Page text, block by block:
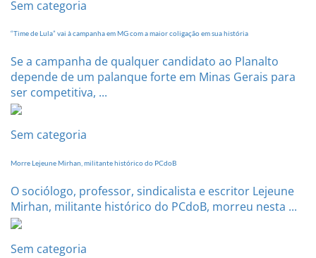
setembro
Sem categoria
“Time de Lula” vai à campanha em MG com a maior coligação em sua história
Se a campanha de qualquer candidato ao Planalto
depende de um palanque forte em Minas Gerais para
ser competitiva, ...
Sem categoria
Morre Lejeune Mirhan, militante histórico do PCdoB
O sociólogo, professor, sindicalista e escritor Lejeune
Mirhan, militante histórico do PCdoB, morreu nesta ...
Sem categoria